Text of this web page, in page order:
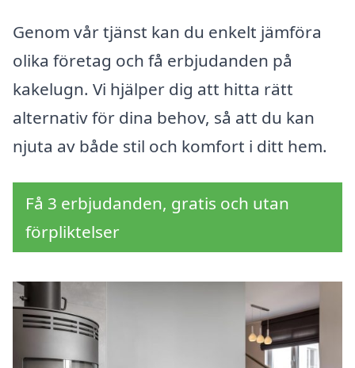
Genom vår tjänst kan du enkelt jämföra
olika företag och få erbjudanden på
kakelugn. Vi hjälper dig att hitta rätt
alternativ för dina behov, så att du kan
njuta av både stil och komfort i ditt hem.
Få 3 erbjudanden, gratis och utan
förpliktelser